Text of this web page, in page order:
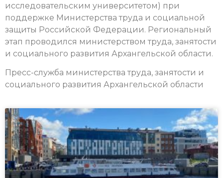
исследовательским университетом) при
поддержке Министерства труда и социальной
защиты Российской Федерации. Региональный
этап проводился министерством труда, занятости
и социального развития Архангельской области.
Пресс-служба министерства труда, занятости и
социального развития Архангельской области